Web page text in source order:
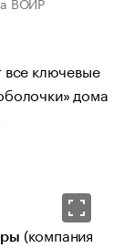
все ключевые
дома
(компания